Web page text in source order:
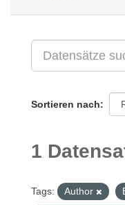
Sortieren nach
1
Tags: Author